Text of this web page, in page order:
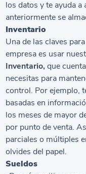
los datos y te ayuda
anteriormente se
Inventario
Una de las claves
empresa es usar
Inventario, que
necesitas para
control. Por ejemplo,
basadas en
los meses de mayor
por punto de venta.
parciales o múltiples
olvides del papel.
Sueldos